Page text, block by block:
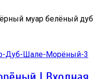
муар белёный дуб